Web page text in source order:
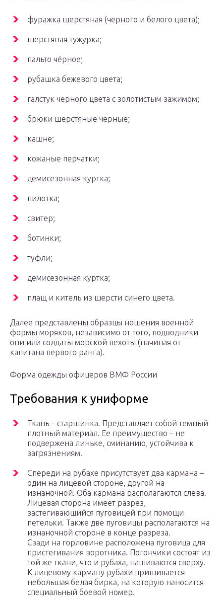
фуражка шерстяная (черного и белого цвета);
шерстяная тужурка;
пальто чёрное;
рубашка бежевого цвета;
галстук черного цвета с золотистым зажимом;
брюки шерстяные черные;
кашне;
кожаные перчатки;
демисезонная куртка;
пилотка;
свитер;
ботинки;
туфли;
демисезонная куртка;
плащ и китель из шерсти синего цвета.
Далее представлены образцы ношения военной
формы моряков, независимо от того, подводники
они или солдаты морской пехоты (начиная от
капитана первого ранга).
Форма одежды офицеров ВМФ России
Требования к униформе
Ткань – старшинка. Представляет собой темный
плотный материал. Ее преимущество – не
подвержена линьке, сминанию, устойчива к
загрязнениям.
Спереди на рубахе присутствует два кармана –
один на лицевой стороне, другой на
изнаночной. Оба кармана располагаются слева.
Лицевая сторона имеет разрез,
застегивающийся пуговицей при помощи
петельки. Также две пуговицы располагаются на
изнаночной стороне в конце разреза.
Сзади на горловине расположена пуговица для
пристегивания воротника. Погончики состоят из
той же ткани, что и рубаха, нашиваются сверху.
К лицевому карману рубахи пришивается
небольшая белая бирка, на которую наносится
специальный боевой номер.